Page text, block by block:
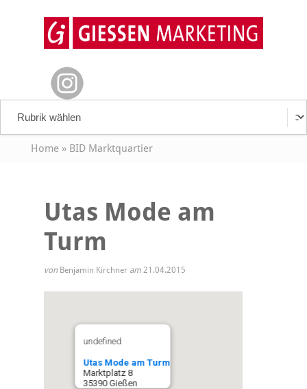
Home» BID Marktquartier
Utas Mode am
Turm
von Benjamin Kirchner am 21.04.2015
undefined
Utas Mode am Turm
Marktplatz 8
35390 Gießen